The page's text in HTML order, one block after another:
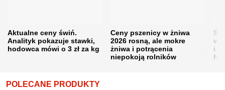
Aktualne ceny świń.
Analityk pokazuje stawki,
hodowca mówi o 3 zł za kg
Ceny pszenicy w żniwa
2026 rosną, ale mokre
żniwa i potrącenia
niepokoją rolników
i
POLECANE PRODUKTY